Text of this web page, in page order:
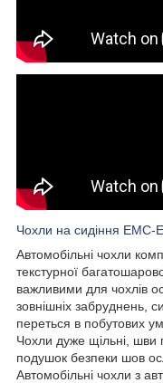
Чохли на сидіння
Автомобільні чохли
текстурної
важливими для чохлів
зовнішніх забруднень,
переться в побутових
Чохли дуже щільні, шви
подушок безпеки шов
Автомобільні чохли з